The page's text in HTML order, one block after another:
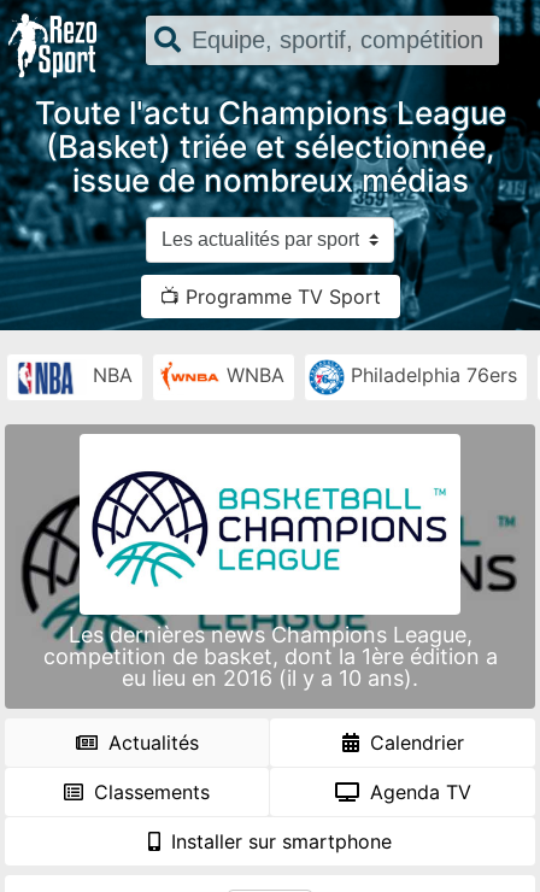
Toute l'actu Champions League
(Basket) triée et sélectionnée,
issue de nombreux médias
📺 Programme TV Sport
NBA WNBA Philadelphia 76ers
Les dernières news Champions League,
competition de basket, dont la 1ère édition a
eu lieu en 2016 (il y a 10 ans).
Actualités Calendrier
Classements Agenda TV
Installer sur smartphone